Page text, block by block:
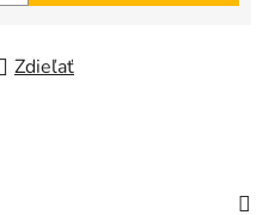
Zdieľať